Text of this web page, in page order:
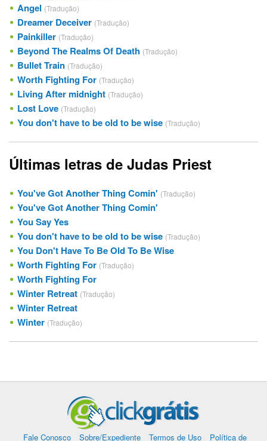
Angel (Tradução)
Dreamer Deceiver (Tradução)
Painkiller (Tradução)
Beyond The Realms Of Death (Tradução)
Bullet Train (Tradução)
Worth Fighting For (Tradução)
Living After midnight (Tradução)
Lost Love (Tradução)
You don't have to be old to be wise (Tradução)
Últimas letras de Judas Priest
You've Got Another Thing Comin' (Tradução)
You've Got Another Thing Comin'
You Say Yes
You don't have to be old to be wise (Tradução)
You Don't Have To Be Old To Be Wise
Worth Fighting For (Tradução)
Worth Fighting For
Winter Retreat (Tradução)
Winter Retreat
Winter (Tradução)
Fale Conosco Sobre/Expediente Termos de Uso Política de